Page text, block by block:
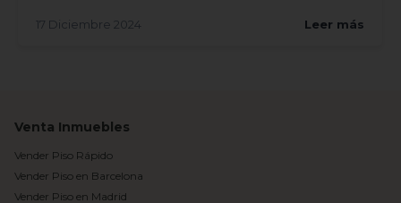
17 Diciembre 2024 Leer más
Venta Inmuebles
Vender Piso Rápido
Vender Piso en Barcelona
Vender Piso en Madrid